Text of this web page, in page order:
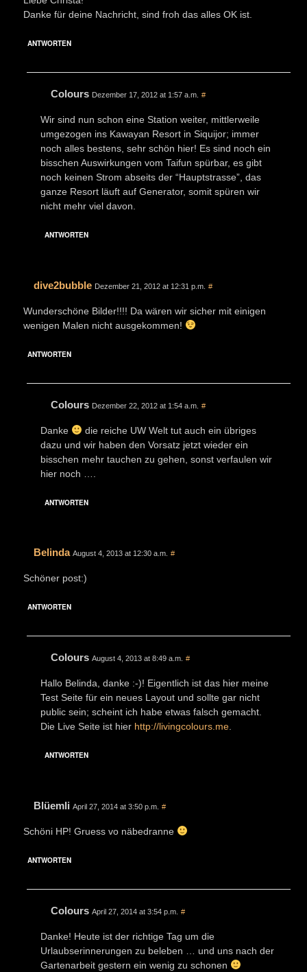
Danke für deine Nachricht, sind froh das alles OK ist.
ANTWORTEN
Colours Dezember 17, 2012 at 1:57 a.m. #
Wir sind nun schon eine Station weiter, mittlerweile
umgezogen ins Kawayan Resort in Siquijor; immer
noch alles bestens, sehr schön hier! Es sind noch ein
bisschen Auswirkungen vom Taifun spürbar, es gibt
noch keinen Strom abseits der “Hauptstrasse”, das
ganze Resort läuft auf Generator, somit spüren wir
nicht mehr viel davon.
ANTWORTEN
dive2bubble Dezember 21, 2012 at 12:31 p.m. #
Wunderschöne Bilder!!!! Da wären wir sicher mit einigen
wenigen Malen nicht ausgekommen!
ANTWORTEN
Colours Dezember 22, 2012 at 1:54 a.m. #
Danke
die reiche UW Welt tut auch ein übriges
dazu und wir haben den Vorsatz jetzt wieder ein
bisschen mehr tauchen zu gehen, sonst verfaulen wir
hier noch ….
ANTWORTEN
Belinda August 4, 2013 at 12:30 a.m. #
Schöner post:)
ANTWORTEN
Colours August 4, 2013 at 8:49 a.m. #
Hallo Belinda, danke :-)! Eigentlich ist das hier meine
Test Seite für ein neues Layout und sollte gar nicht
public sein; scheint ich habe etwas falsch gemacht.
Die Live Seite ist hier http://livingcolours.me
ANTWORTEN
Blüemli April 27, 2014 at 3:50 p.m. #
Schöni HP! Gruess vo näbedranne
ANTWORTEN
Colours April 27, 2014 at 3:54 p.m. #
Danke! Heute ist der richtige Tag um die
Urlaubserinnerungen zu beleben … und uns nach der
Gartenarbeit gestern ein wenig zu schonen